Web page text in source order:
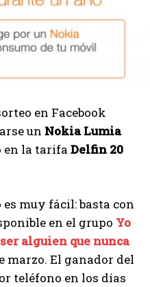
en Facebook
un Nokia Lumia
en la tarifa Delfin 20
muy fácil: basta con
en el grupo Yo
alguien que nunca
marzo. El ganador del
teléfono en los días